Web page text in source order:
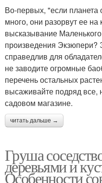
Во-первых, "если планета
много, они разорвут ее на
высказывание
произведения Экзюпери?
справедлив для
не заводите огромные
перечень остальных
высаживайте подряд все,
садовом магазине.
читать дальше →
Груша
деревьями и
Особенности